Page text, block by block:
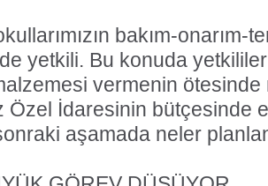
bakım-onarım-
yetkili. Bu konuda
vermenin ötesinde
İdaresinin bütçesinde
aşamada neler